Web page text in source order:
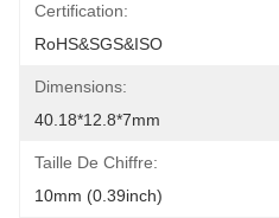
Certification:
RoHS&SGS&ISO
Dimensions:
40.18*12.8*7mm
Taille De Chiffre:
10mm (0.39inch)